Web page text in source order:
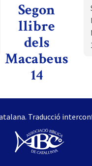
Segon
llibre
dels
Macabeus
14
Traducció